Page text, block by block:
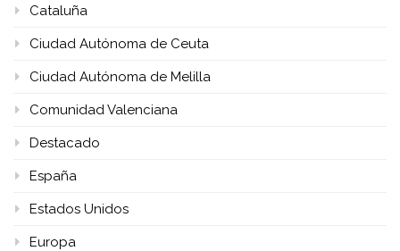
Cataluña
Ciudad Autónoma de Ceuta
Ciudad Autónoma de Melilla
Comunidad Valenciana
Destacado
España
Estados Unidos
Europa